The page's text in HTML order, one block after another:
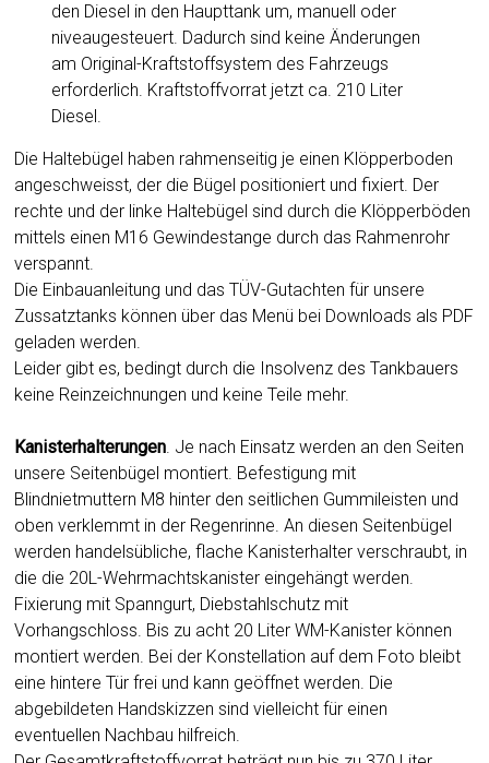
den Diesel in den Haupttank um, manuell oder
niveaugesteuert. Dadurch sind keine Änderungen
am Original-Kraftstoffsystem des Fahrzeugs
erforderlich. Kraftstoffvorrat jetzt ca. 210 Liter
Diesel.
Die Haltebügel haben rahmenseitig je einen Klöpperboden
angeschweisst, der die Bügel positioniert und fixiert. Der
rechte und der linke Haltebügel sind durch die Klöpperböden
mittels einen M16 Gewindestange durch das Rahmenrohr
verspannt.
Die Einbauanleitung und das TÜV-Gutachten für unsere
Zussatztanks können über das Menü bei Downloads als PDF
geladen werden.
Leider gibt es, bedingt durch die Insolvenz des Tankbauers
keine Reinzeichnungen und keine Teile mehr.
Kanisterhalterungen. Je nach Einsatz werden an den Seiten
unsere Seitenbügel montiert. Befestigung mit
Blindnietmuttern M8 hinter den seitlichen Gummileisten und
oben verklemmt in der Regenrinne. An diesen Seitenbügel
werden handelsübliche, flache Kanisterhalter verschraubt, in
die die 20L-Wehrmachtskanister eingehängt werden.
Fixierung mit Spanngurt, Diebstahlschutz mit
Vorhangschloss. Bis zu acht 20 Liter WM-Kanister können
montiert werden. Bei der Konstellation auf dem Foto bleibt
eine hintere Tür frei und kann geöffnet werden. Die
abgebildeten Handskizzen sind vielleicht für einen
eventuellen Nachbau hilfreich.